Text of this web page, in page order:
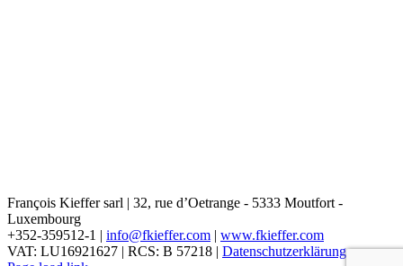
François Kieffer sarl | 32, rue d’Oetrange - 5333 Moutfort -
Luxembourg
+352-359512-1 | info@fkieffer.com | www.fkieffer.com
VAT: LU16921627 | RCS: B 57218 | Datenschutzerklärung